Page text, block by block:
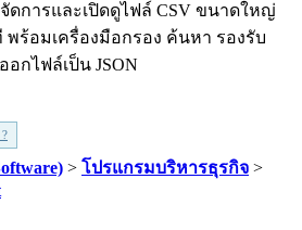
จัดการและเปิดดูไฟล์ CSV ขนาดใหญ่
พร้อมเครื่องมือกรอง ค้นหา รองรับ
อกไฟล์เป็น JSON
> โปรแกรมบริหารธุรกิจ >